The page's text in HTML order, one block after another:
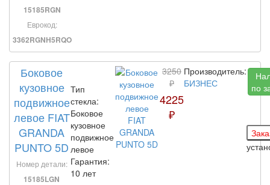
15185RGN
Еврокод:
3362RGNH5RQO
Боковое
кузовное
подвижное
левое FIAT
GRANDA
PUNTO 5D
Номер детали:
15185LGN
Тип
стекла:
Боковое
кузовное
подвижное
левое
Гарантия:
10 лет
3250
₽
4225
₽
Производитель:
БИЗНЕС
по